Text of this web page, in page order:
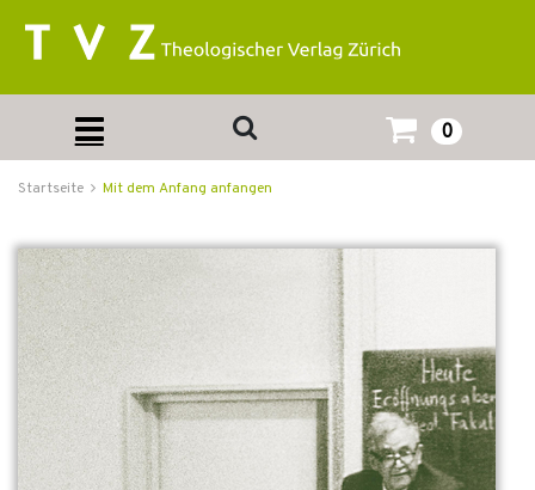
0
Startseite Mit dem Anfang anfangen